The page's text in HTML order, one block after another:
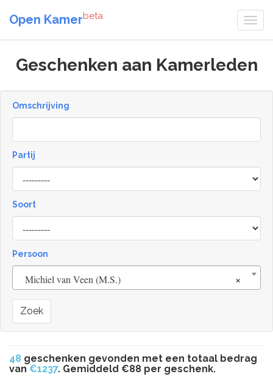
Open Kamerbeta
Geschenken aan Kamerleden
Omschrijving
Partij
Soort
Type
Persoon
×
Michiel van Veen (M.S.)
Zoek
48 geschenken gevonden met een totaal bedrag
van €1237. Gemiddeld €88 per geschenk.